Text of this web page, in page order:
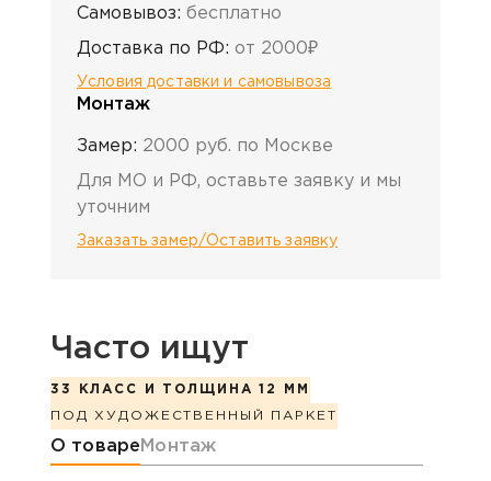
Самовывоз: бесплатно
Доставка по РФ: от 2000₽
Условия доставки и самовывоза
Монтаж
Замер: 2000 руб. по Москве
Для МО и РФ, оставьте заявку и мы
уточним
Заказать замер/Оставить заявку
Часто ищут
33 КЛАСС И ТОЛЩИНА 12 ММ
ПОД ХУДОЖЕСТВЕННЫЙ ПАРКЕТ
Информация о товаре
О товаре Монтаж